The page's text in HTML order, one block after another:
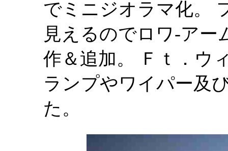
でミニジオラマ化。
見えるのでロワ-ア
作＆追加。 Ｆｔ．ウ
ランプやワイパー及
た。